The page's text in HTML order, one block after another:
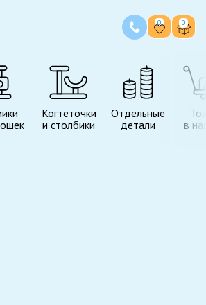
0 0
Когтеточки
и столбики
Отдельные
детали
в